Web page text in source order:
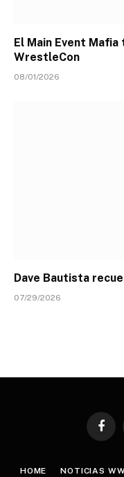
El Main Event
WrestleCon
08/01/2026
Dave Bautista
07/29/2026
HOME NOTICIAS